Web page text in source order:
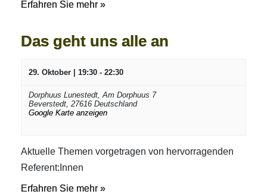
Erfahren Sie mehr »
Das geht uns alle an
29. Oktober | 19:30 - 22:30
Dorphuus Lunestedt, Am Dorphuus 7
Beverstedt 27616 Deutschland
Google Karte anzeigen
Aktuelle Themen vorgetragen von hervorragenden
Referent:Innen
Erfahren Sie mehr »